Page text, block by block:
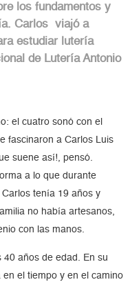
los fundamentos y
Carlos viajó a
estudiar lutería
de Lutería Antonio
el cuatro sonó con el
fascinaron a Carlos Luis
suene así!, pensó.
a lo que durante
tenía 19 años y
no había artesanos,
con las manos.
40 años de edad. En su
el tiempo y en el camino